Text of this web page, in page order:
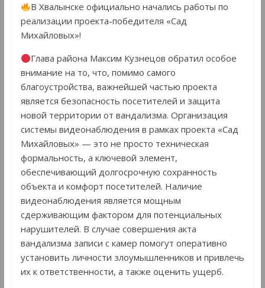
В Хвалынске официально начались работы по
реализации проекта-победителя «Сад
Михайловых»!
Глава района Максим Кузнецов обратил особое
внимание на то, что, помимо самого
благоустройства, важнейшей частью проекта
является безопасность посетителей и защита
новой территории от вандализма. Организация
системы видеонаблюдения в рамках проекта «Сад
Михайловых» — это не просто техническая
формальность, а ключевой элемент,
обеспечивающий долгосрочную сохранность
объекта и комфорт посетителей. Наличие
видеонаблюдения является мощным
сдерживающим фактором для потенциальных
нарушителей. В случае совершения акта
вандализма записи с камер помогут оперативно
установить личности злоумышленников и привлечь
их к ответственности, а также оценить ущерб.